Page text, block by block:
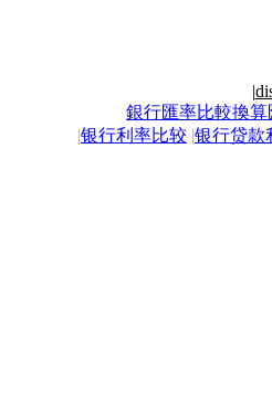
|
銀行匯率比較換算
|银行利率比较 |银行贷款